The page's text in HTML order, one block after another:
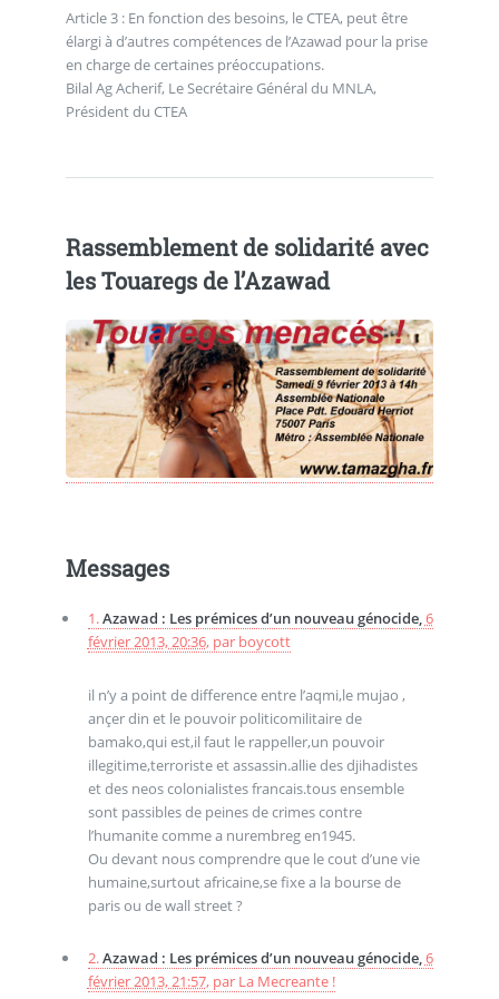
Article 3 : En fonction des besoins, le CTEA, peut être
élargi à d’autres compétences de l’Azawad pour la prise
en charge de certaines préoccupations.
Bilal Ag Acherif, Le Secrétaire Général du MNLA,
Président du CTEA
Rassemblement de solidarité avec
les Touaregs de l’Azawad
Messages
1.Azawad : Les prémices d’un nouveau génocide,6
février 2013, 20:36, par boycott
il n’y a point de difference entre l’aqmi,le mujao ,
ançer din et le pouvoir politicomilitaire de
bamako,qui est,il faut le rappeller,un pouvoir
illegitime,terroriste et assassin.allie des djihadistes
et des neos colonialistes francais.tous ensemble
sont passibles de peines de crimes contre
l’humanite comme a nurembreg en1945.
Ou devant nous comprendre que le cout d’une vie
humaine,surtout africaine,se fixe a la bourse de
paris ou de wall street ?
2.Azawad : Les prémices d’un nouveau génocide,6
février 2013, 21:57, par La Mecreante !